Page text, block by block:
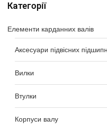
Категорії
Елементи карданних валів
Аксесуари підвісних
Вилки
Втулки
Корпуси валу